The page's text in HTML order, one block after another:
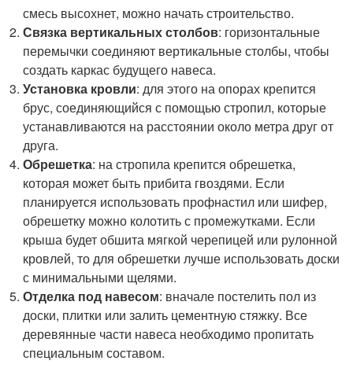
смесь высохнет, можно начать строительство.
Связка вертикальных столбов: горизонтальные
перемычки соединяют вертикальные столбы, чтобы
создать каркас будущего навеса.
Установка кровли: для этого на опорах крепится
брус, соединяющийся с помощью стропил, которые
устанавливаются на расстоянии около метра друг от
друга.
Обрешетка: на стропила крепится обрешетка,
которая может быть прибита гвоздями. Если
планируется использовать профнастил или шифер,
обрешетку можно колотить с промежутками. Если
крыша будет обшита мягкой черепицей или рулонной
кровлей, то для обрешетки лучше использовать доски
с минимальными щелями.
Отделка под навесом: вначале постелить пол из
доски, плитки или залить цементную стяжку. Все
деревянные части навеса необходимо пропитать
специальным составом.